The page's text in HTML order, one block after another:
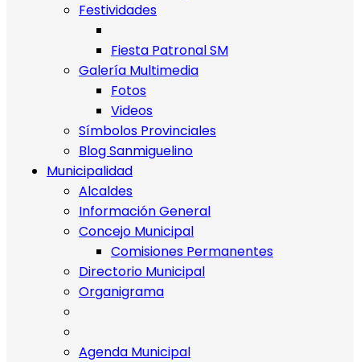
Festividades
Fiesta Patronal SM
Galería Multimedia
Fotos
Videos
Símbolos Provinciales
Blog Sanmiguelino
Municipalidad
Alcaldes
Información General
Concejo Municipal
Comisiones Permanentes
Directorio Municipal
Organigrama
Agenda Municipal